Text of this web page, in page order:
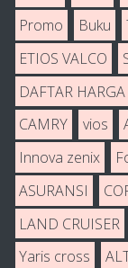
Promo
Buku
ETIOS VALCO
DAFTAR HARGA
CAMRY
vios
Innova zenix
ASURANSI
LAND CRUISER
Yaris cross